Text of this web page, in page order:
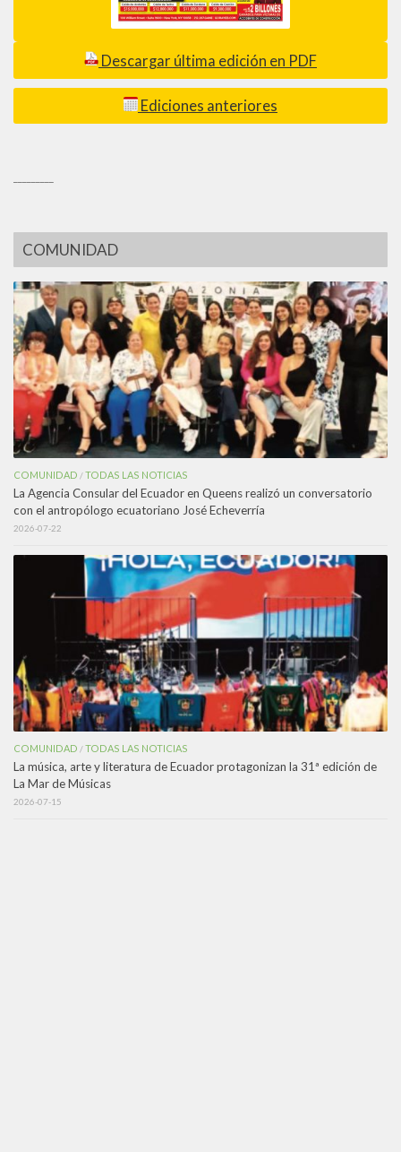
Descargar última edición en PDF
Ediciones anteriores
COMUNIDAD
COMUNIDAD /TODAS LAS NOTICIAS
La Agencia Consular del Ecuador en Queens realizó un conversatorio
con el antropólogo ecuatoriano José Echeverría
2026-07-22
COMUNIDAD /TODAS LAS NOTICIAS
La música, arte y literatura de Ecuador protagonizan la 31ª edición de
La Mar de Músicas
2026-07-15